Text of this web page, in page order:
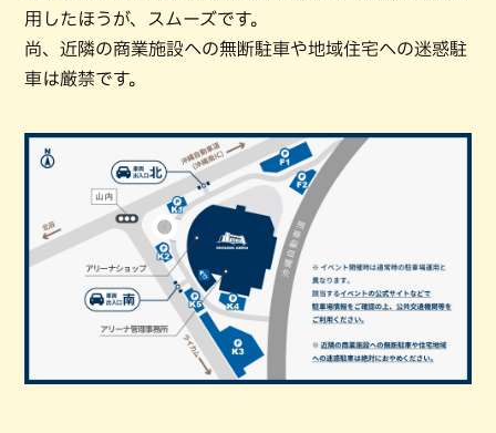
用したほうが、スムーズです。
尚、近隣の商業施設への無断駐車や地域住宅への迷惑駐
車は厳禁です。